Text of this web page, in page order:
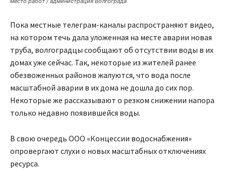
Пока местные телеграм-каналы распространяют видео,
на котором течь дала уложенная на месте аварии новая
труба, волгоградцы сообщают об отсутствии воды в их
домах уже сейчас. Так, некоторые из жителей ранее
обезвоженных районов жалуются, что вода после
масштабной аварии в их дома не дошла до сих пор.
Некоторые же рассказывают о резком снижении напора
только недавно появившейся воды.
В свою очередь ООО «Концессии водоснабжения»
опровергают слухи о новых масштабных отключениях
ресурса.